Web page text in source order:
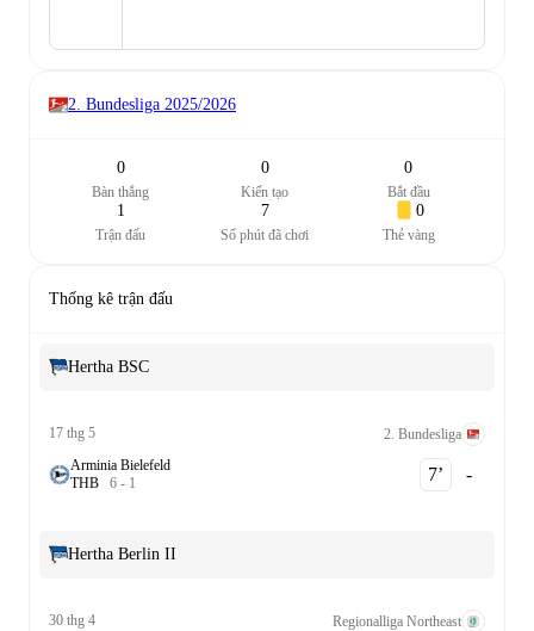
2. Bundesliga 2025/2026
0
Bàn thắng
0
Kiến tạo
0
Bắt đầu
1
Trận đấu
7
Số phút đã chơi
0
Thẻ vàng
Thống kê trận đấu
Hertha BSC
17 thg 5
2. Bundesliga
Arminia Bielefeld
THB 6 - 1 7‎’‎ -
Hertha Berlin II
30 thg 4
Regionalliga Northeast